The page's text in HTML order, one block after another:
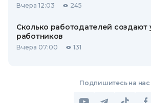
Вчера 12:03 245
Сколько работодателей создают
работников
Вчера 07:00 131
Подпишитесь на нас